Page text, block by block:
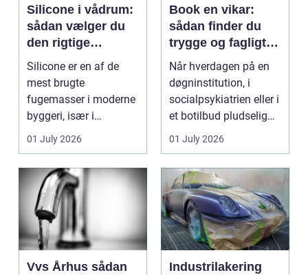
Silicone i vådrum:
sådan vælger du
den rigtige
fugemasse
Silicone er en af de
mest brugte
fugemasser i moderne
byggeri, især i
badeværelser,
køkkener og andr...
01 July 2026
Book en vikar:
sådan finder du
trygge og fagligt
stærke løsninger
Når hverdagen på en
døgninstitution, i
socialpsykiatrien eller i
et botilbud pludselig
ændrer sig, k...
01 July 2026
Vvs Århus sådan
Industrilakering